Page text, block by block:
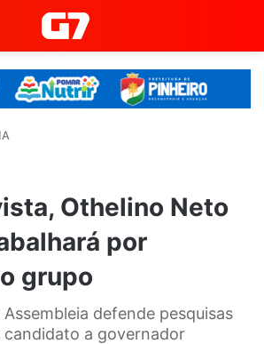
Othelino Neto
por
grupo
defende pesquisas
candidato a governador